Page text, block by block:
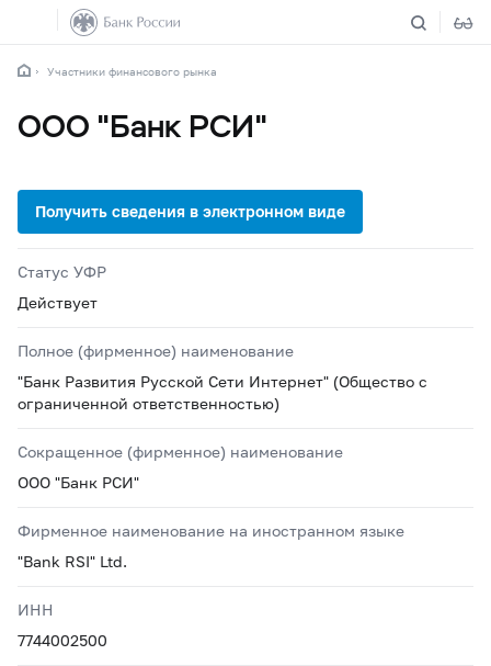
Участники финансового рынка
ООО "Банк РСИ"
Статус УФР
Действует
Полное (фирменное) наименование
"Банк Развития Русской Сети Интернет" (Общество с
ограниченной ответственностью)
Сокращенное (фирменное) наименование
ООО "Банк РСИ"
Фирменное наименование на иностранном языке
"Bank RSI" Ltd.
ИНН
7744002500